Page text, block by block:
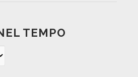
TEMPO